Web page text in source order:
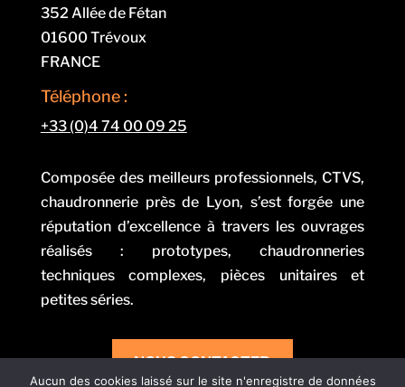
352 Allée de Fétan
01600 Trévoux
FRANCE
Téléphone :
+33 (0)4 74 00 09 25
Composée des meilleurs professionnels, CTVS,
chaudronnerie près de Lyon, s’est forgée une
réputation d’excellence à travers les ouvrages
réalisés : prototypes, chaudronneries
techniques complexes, pièces unitaires et
petites séries.
NOUS CONTACTER
Aucun des cookies laissé sur le site n'enregistre de données